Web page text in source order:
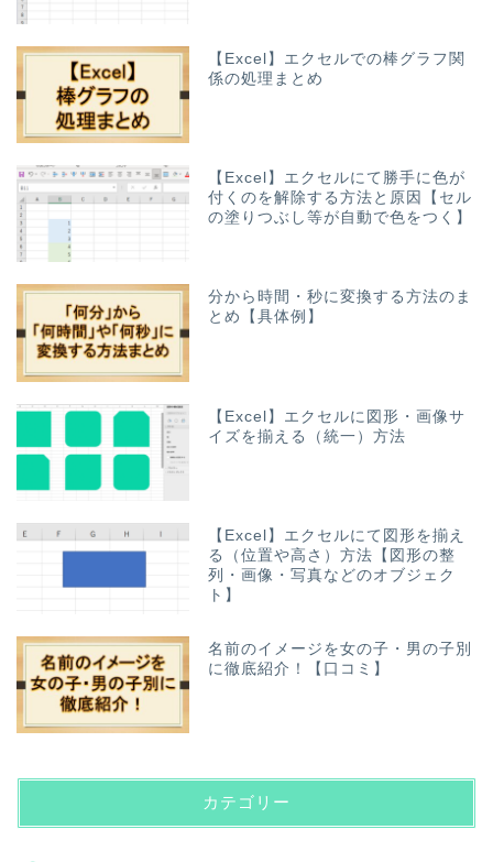
【Excel】エクセルでの棒グラフ関
係の処理まとめ
【Excel】エクセルにて勝手に色が
付くのを解除する方法と原因【セル
の塗りつぶし等が自動で色をつく】
分から時間・秒に変換する方法のま
とめ【具体例】
【Excel】エクセルに図形・画像サ
イズを揃える（統一）方法
【Excel】エクセルにて図形を揃え
る（位置や高さ）方法【図形の整
列・画像・写真などのオブジェク
ト】
名前のイメージを女の子・男の子別
に徹底紹介！【口コミ】
カテゴリー